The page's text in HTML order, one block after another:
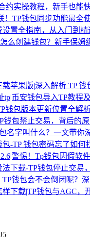
约实操教程，新手也能
！TP钱包同步功能最全
设置全指南，从入门到
么创建钱包？新手保姆
苹果版|深入解析 TP 钱
tp|币安钱包导入TP教程
钱包版本更新位置全解
钱包禁止交易，背后的
名字叫什么？一文带你
包-TP 钱包密码忘了如何
警惕！Tp钱包因假软
法下载-TP钱包停止交易
TP钱包会不会倒闭呢？
样下载|TP钱包与AGC，